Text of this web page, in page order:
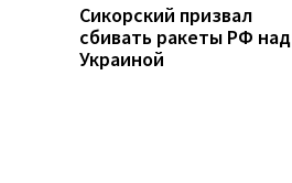
Сикорский призвал
сбивать ракеты РФ над
Украиной